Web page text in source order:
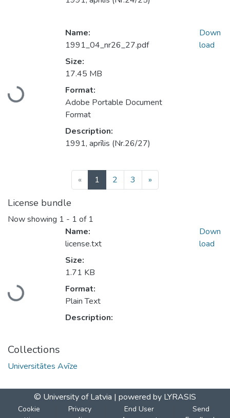
Loading...
Name:
1991_04_nr26_27.pdf
Size:
17.45 MB
Format:
Adobe Portable Document
Format
Description:
1991, aprīlis (Nr.26/27)
Down
load
« 1 (current)
2 3 »
License bundle
Now showing 1 - 1 of 1
Loading...
Name:
license.txt
Size:
1.71 KB
Format:
Plain Text
Description:
Down
load
Collections
Universitātes Avīze
© University of Latvia | powered by LYRASIS
Cookie
Privacy
End User
Send